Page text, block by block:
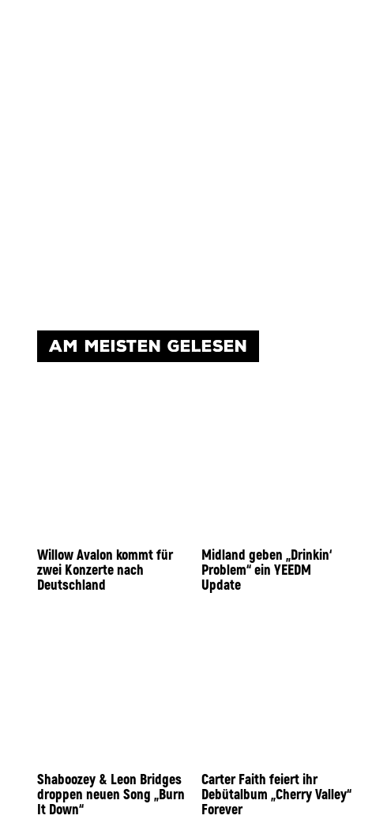
AM MEISTEN GELESEN
Willow Avalon kommt für
zwei Konzerte nach
Deutschland
Midland geben „Drinkin‘
Problem“ ein YEEDM
Update
Shaboozey & Leon Bridges
droppen neuen Song „Burn
It Down“
Carter Faith feiert ihr
Debütalbum „Cherry Valley“
Forever